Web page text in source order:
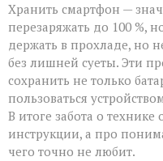
Хранить смартфон —
перезаряжать до 100 %,
держать в прохладе, но
без лишней суеты. Эти
сохранить не только
пользоваться
В итоге забота о
инструкции, а про
чего точно не любит.